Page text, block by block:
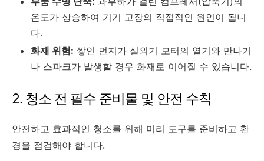
온도가 상승하여 기기 고장의 직접적인 원인이 됩니
다.
화재 위험: 쌓인 먼지가 실외기 모터의 열기와 만나거
나 스파크가 발생할 경우 화재로 이어질 수 있습니다.
2. 청소 전 필수 준비물 및 안전 수칙
안전하고 효과적인 청소를 위해 미리 도구를 준비하고 환
경을 점검해야 합니다.